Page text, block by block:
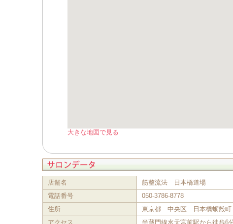
大きな地図で見る
店舗名
筋整流法 日本橋道場
電話番号
050-3786-8778
住所
東京都 中央区 日本橋蛎殻町
アクセス
半蔵門線水天宮前駅から徒歩6